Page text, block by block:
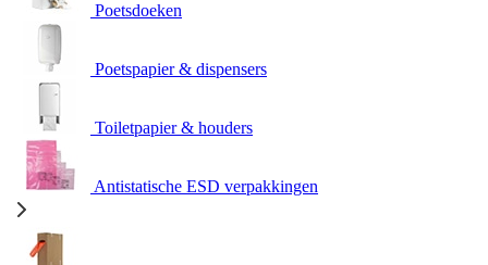
Poetsdoeken
Poetspapier & dispensers
Toiletpapier & houders
Antistatische ESD verpakkingen